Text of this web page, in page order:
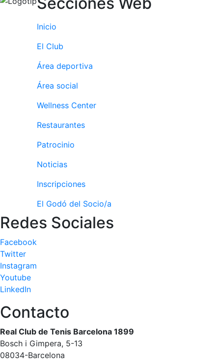
Social
Normativa
Otros deportes
Área social
Activitats
culturales
Talks
Calendario de
Actividades
Sociales
Juegos de
Peñas del Club
Wellness Center
fisiosalud
Entrenamientos
personales
Actividades
Inicio
El Club
Área deportiva
Área social
Wellness Center
Restaurantes
Patrocinio
Noticias
Inscripciones
El Godó del Socio/a
Redes Sociales
Facebook
Twitter
Instagram
Youtube
LinkedIn
Contacto
Real Club de Tenis Barcelona 1899
Bosch i Gimpera, 5-13
08034-Barcelona